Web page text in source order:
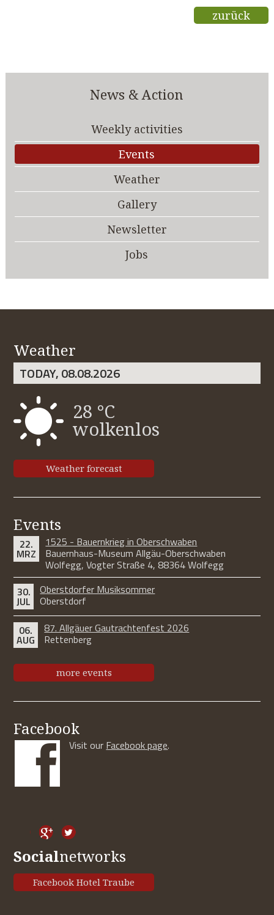
zurück
News & Action
Weekly activities
Events
Weather
Gallery
Newsletter
Jobs
Weather
TODAY, 08.08.2026
28 °C
wolkenlos
Weather forecast
Events
22.
MRZ
1525 - Bauernkrieg in Oberschwaben
Bauernhaus-Museum Allgäu-Oberschwaben
Wolfegg, Vogter Straße 4, 88364 Wolfegg
30.
JUL
Oberstdorfer Musiksommer
Oberstdorf
06.
AUG
87. Allgäuer Gautrachtenfest 2026
Rettenberg
more events
Facebook
Visit our Facebook page.
Socialnetworks
Facebook Hotel Traube